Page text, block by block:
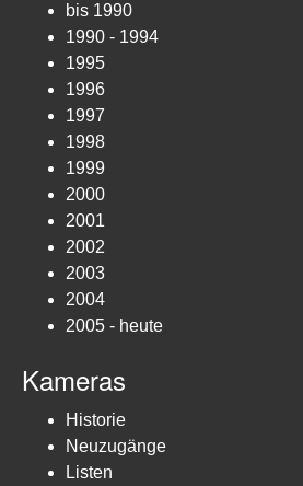
bis 1990
1990 - 1994
1995
1996
1997
1998
1999
2000
2001
2002
2003
2004
2005 - heute
Kameras
Historie
Neuzugänge
Listen